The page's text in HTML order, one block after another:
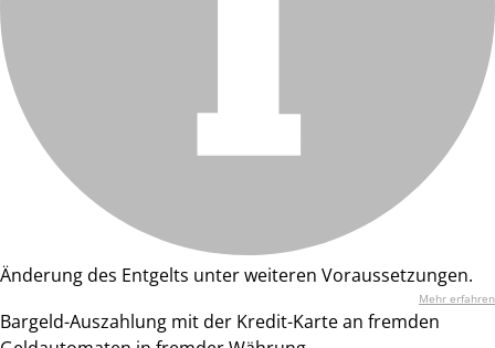
Änderung des Entgelts unter weiteren Voraussetzungen.
Mehr erfahren
Bargeld-Auszahlung mit der Kredit-Karte an fremden